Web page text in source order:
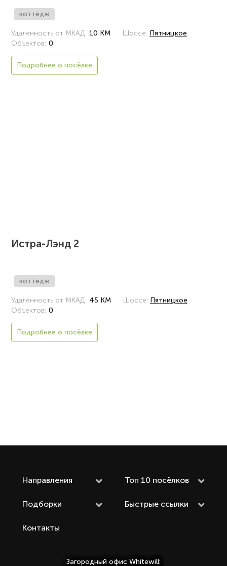
коттедж
Удаленность от МКАД: 10 КМ Шоссе: Пятницкое
Объектов: 0
Подробнее о посёлке
Истра-Лэнд 2
коттедж
Удаленность от МКАД: 45 КМ Шоссе: Пятницкое
Объектов: 0
Подробнее о посёлке
Направления Топ 10 посёлков
Подборки Быстрые ссылки
Контакты
Загородный офис Whitewill: